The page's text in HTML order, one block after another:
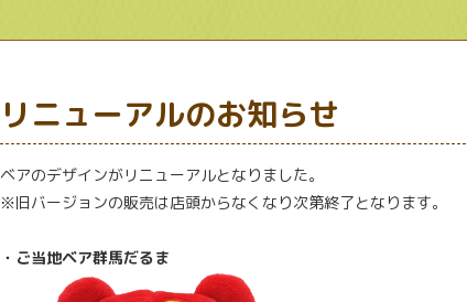
リニューアルのお知らせ
ベアのデザインがリニューアルとなりました。
※旧バージョンの販売は店頭からなくなり次第終了となります。
・ご当地ベア群馬だるま